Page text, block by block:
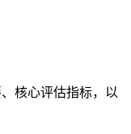
核心评估指标，以